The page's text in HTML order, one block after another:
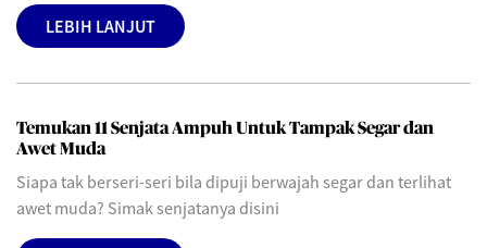
LEBIH LANJUT
Temukan 11 Senjata Ampuh Untuk Tampak Segar dan
Awet Muda
Siapa tak berseri-seri bila dipuji berwajah segar dan terlihat
awet muda? Simak senjatanya disini